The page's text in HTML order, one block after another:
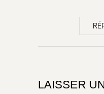
LAISSER UN